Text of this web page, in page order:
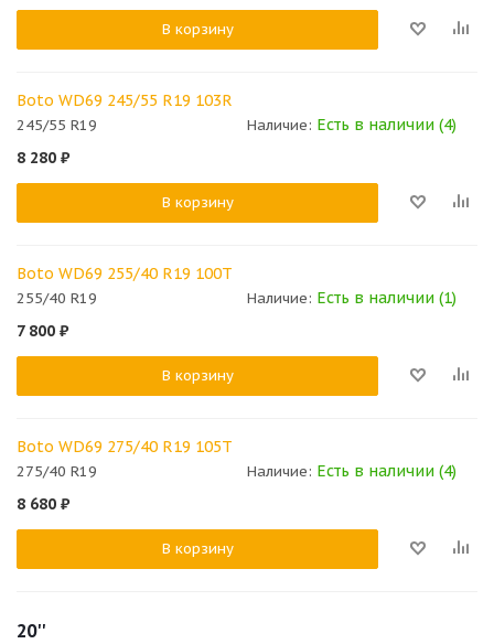
В корзину
Boto WD69 245/55 R19 103R
245/55 R19 Наличие: Есть в наличии (4)
8 280 ₽
В корзину
Boto WD69 255/40 R19 100T
255/40 R19 Наличие: Есть в наличии (1)
7 800 ₽
В корзину
Boto WD69 275/40 R19 105T
275/40 R19 Наличие: Есть в наличии (4)
8 680 ₽
В корзину
20''